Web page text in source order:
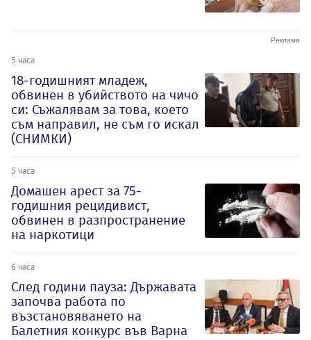
5 часа
18-годишният младеж,
обвинен в убийството на чичо
си: Съжалявам за това, което
съм направил, не съм го искал
(СНИМКИ)
5 часа
Домашен арест за 75-
годишния рецидивист,
обвинен в разпространение
на наркотици
6 часа
След години пауза: Държавата
започва работа по
възстановяването на
Балетния конкурс във Варна